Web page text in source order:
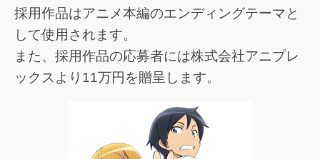
採用作品はアニメ本編のエンディングテーマと
して使用されます。
また、採用作品の応募者には株式会社アニプレ
ックスより11万円を贈呈します。